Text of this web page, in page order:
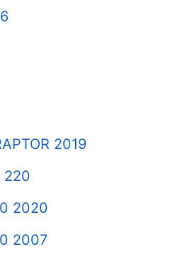
2019
220
2020
2007